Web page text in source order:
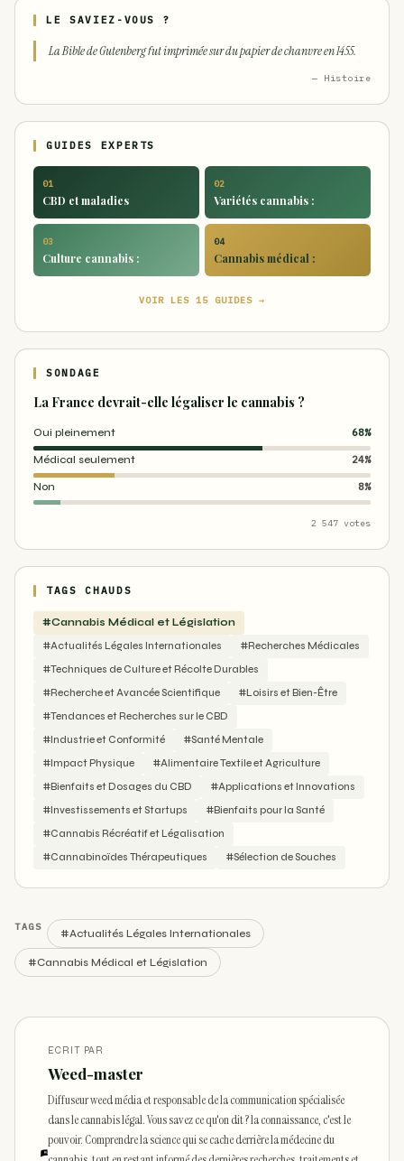
LE SAVIEZ-VOUS ?
La Bible de Gutenberg fut imprimée sur du papier de chanvre en 1455.
— Histoire
GUIDES EXPERTS
01
CBD et maladies
02
Variétés cannabis :
03
Culture cannabis :
04
Cannabis médical :
VOIR LES 15 GUIDES →
SONDAGE
La France devrait-elle légaliser le cannabis ?
Oui pleinement 68%
Médical seulement 24%
Non 8%
2 547 votes
TAGS CHAUDS
#Cannabis Médical et Législation
#Actualités Légales Internationales
#Recherches Médicales
#Techniques de Culture et Récolte Durables
#Recherche et Avancée Scientifique
#Loisirs et Bien-Être
#Tendances et Recherches sur le CBD
#Industrie et Conformité
#Santé Mentale
#Impact Physique
#Alimentaire Textile et Agriculture
#Bienfaits et Dosages du CBD
#Applications et Innovations
#Investissements et Startups
#Bienfaits pour la Santé
#Cannabis Récréatif et Légalisation
#Cannabinoïdes Thérapeutiques
#Sélection de Souches
TAGS
#Actualités Légales Internationales
#Cannabis Médical et Législation
ECRIT PAR
Weed-master
Diffuseur weed média et responsable de la communication spécialisée
dans le cannabis légal. Vous savez ce qu'on dit ? la connaissance, c'est le
pouvoir. Comprendre la science qui se cache derrière la médecine du